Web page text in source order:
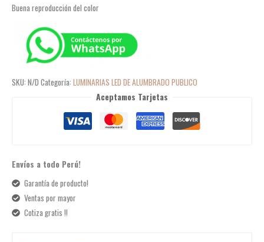
Buena reproducción del color
SKU: N/D Categoría: LUMINARIAS LED DE ALUMBRADO PUBLICO
Aceptamos Tarjetas
Envíos a todo Perú!
Garantía de producto!
Ventas por mayor
Cotiza gratis !!